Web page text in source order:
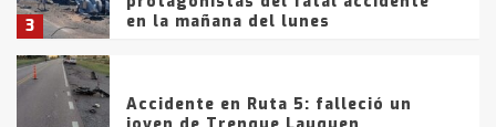
3
en la mañana del lunes
Accidente en Ruta 5: falleció un